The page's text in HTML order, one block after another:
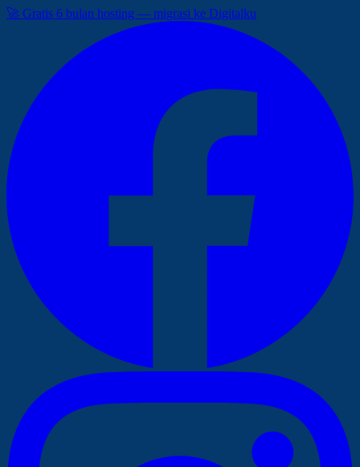
🚀 Gratis 6 bulan hosting — migrasi ke Digitalku